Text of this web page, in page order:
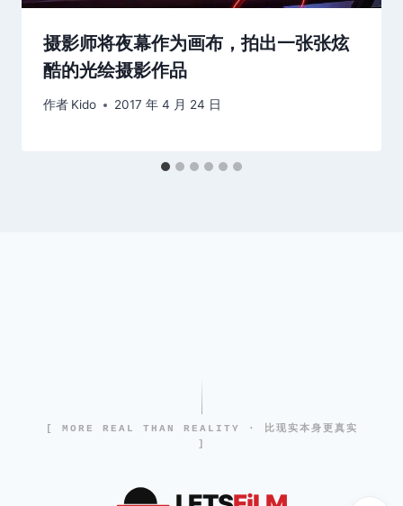
摄影师将夜幕作为画布，拍出一张张炫
酷的光绘摄影作品
作者 Kido 2017 年 4 月 24 日
[ MORE REAL THAN REALITY · 比现实本身更真实
]